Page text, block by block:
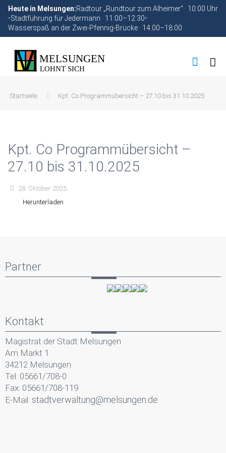
Heute in Melsungen:Radtour „Rundtour zum Alheimer“ · 10:00 Uhr
•Stadtführung für Jedermann · 11:00–12:30•
Wasserspaß an der Zwei-Pfennig-Brücke · 14:00–18:00
Startseite Kpt. Co Programmübersicht – 27.10 bis 31.10.2025
Kpt. Co Programmübersicht –
27.10 bis 31.10.2025
28. Oktober 2025
Herunterladen
Partner
Kontakt
Magistrat der Stadt Melsungen
Am Markt 1
34212 Melsungen
Tel: 05661/708-0
Fax: 05661/708-119
E-Mail: stadtverwaltung@melsungen.de